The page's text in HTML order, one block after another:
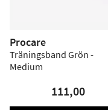
Procare
Träningsband Grön -
Medium
111,00